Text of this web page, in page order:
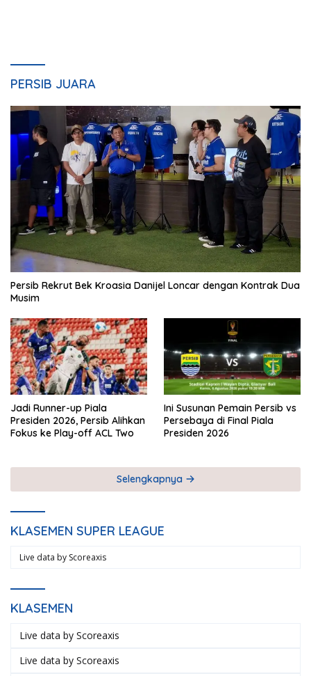
PERSIB JUARA
Persib Rekrut Bek Kroasia Danijel Loncar dengan Kontrak Dua
Musim
Jadi Runner-up Piala
Presiden 2026, Persib Alihkan
Fokus ke Play-off ACL Two
Ini Susunan Pemain Persib vs
Persebaya di Final Piala
Presiden 2026
Selengkapnya
KLASEMEN SUPER LEAGUE
Live data by Scoreaxis
KLASEMEN
Live data by Scoreaxis
Live data by Scoreaxis